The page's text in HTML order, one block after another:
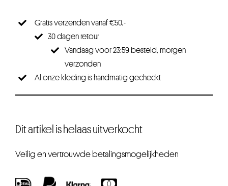
Gratis verzenden vanaf €50,-
30 dagen retour
Vandaag voor 23:59 besteld, morgen
verzonden
Al onze kleding is handmatig gecheckt
Dit artikel is helaas uitverkocht
Veilig en vertrouwde betalingsmogelijkheden